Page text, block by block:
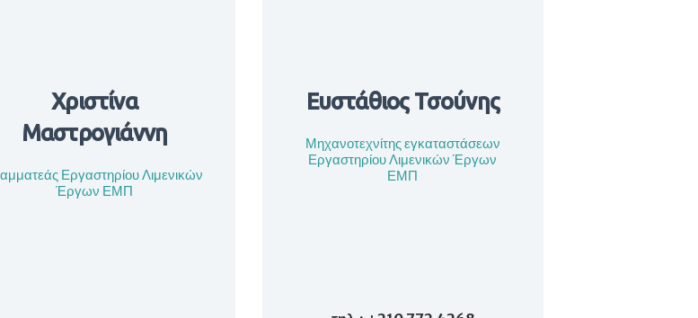
Χριστίνα
Μαστρογιάννη
Εργαστηρίου Λιμενικών
Έργων ΕΜΠ
Ευστάθιος Τσούνης
Μηχανοτεχνίτης εγκαταστάσεων
Εργαστηρίου Λιμενικών Έργων
ΕΜΠ